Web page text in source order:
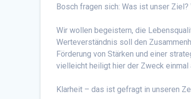
Bosch fragen sich: Was ist unser
Wir wollen begeistern, die
Werteverständnis soll den
Förderung von Stärken und einer
vielleicht heiligt hier der Zweck
Klarheit – das ist gefragt in unseren